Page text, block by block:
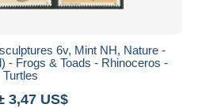
6v, Mint NH, Nature -
- Frogs & Toads - Rhinoceros -
Turtles
3,47 US$